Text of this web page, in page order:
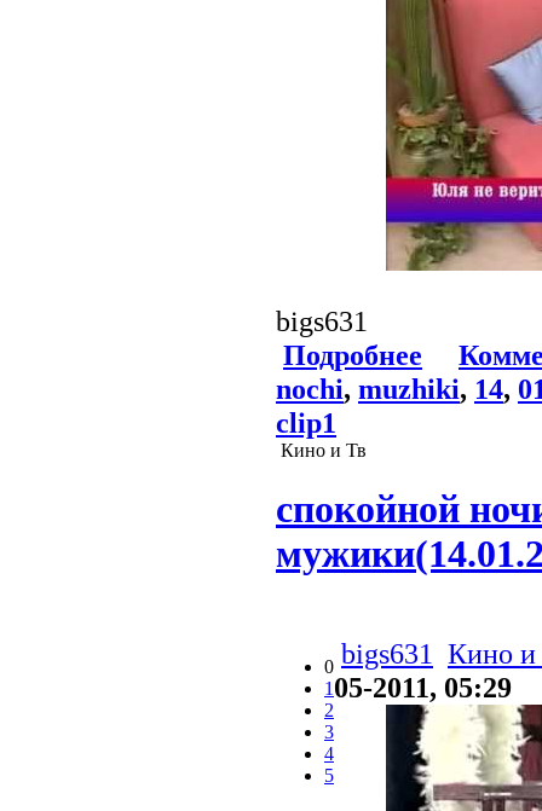
bigs631
Подробнее
nochi, muzhiki, 14,
clip1
Кино и Тв
спокойной
0
1
2
3
4
5
bigs631 Кино и
05-2011, 05:29